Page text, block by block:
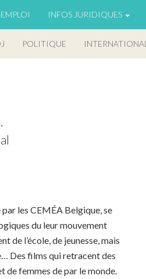
INFOS JURIDIQUES
POLITIQUE INTERNATIONAL
les CEMÉA Belgique, se
du leur mouvement
de l’école, de jeunesse, mais
Des films qui retracent des
de femmes de par le monde.